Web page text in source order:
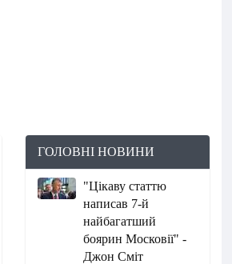
ГОЛОВНІ НОВИНИ
"Цікаву статтю
написав 7-й
найбагатший
боярин Московії" -
Джон Сміт